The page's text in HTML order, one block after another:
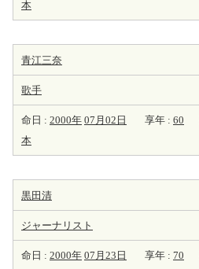
本
青江三奈
歌手
命日 : 2000年 07月02日 享年 : 60
本
黒田清
ジャーナリスト
命日 : 2000年 07月23日 享年 : 70